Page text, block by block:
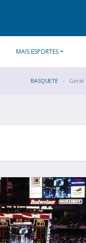
MAIS ESPORTES
BASQUETE Geral